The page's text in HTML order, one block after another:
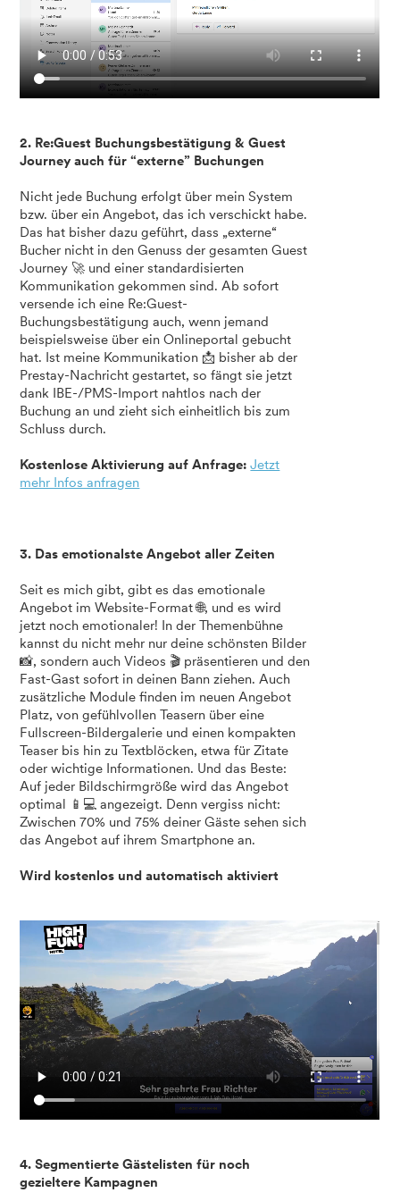
2. Re:Guest Buchungsbestätigung & Guest
Journey auch für “externe” Buchungen
Nicht jede Buchung erfolgt über mein System
bzw. über ein Angebot, das ich verschickt habe.
Das hat bisher dazu geführt, dass „externe“
Bucher nicht in den Genuss der gesamten Guest
Journey 🚀 und einer standardisierten
Kommunikation gekommen sind. Ab sofort
versende ich eine Re:Guest-
Buchungsbestätigung auch, wenn jemand
beispielsweise über ein Onlineportal gebucht
hat. Ist meine Kommunikation 📩 bisher ab der
Prestay-Nachricht gestartet, so fängt sie jetzt
dank IBE-/PMS-Import nahtlos nach der
Buchung an und zieht sich einheitlich bis zum
Schluss durch.
Kostenlose Aktivierung auf Anfrage:Jetzt
mehr Infos anfragen
3. Das emotionalste Angebot aller Zeiten
Seit es mich gibt, gibt es das emotionale
Angebot im Website-Format 🌐, und es wird
jetzt noch emotionaler! In der Themenbühne
kannst du nicht mehr nur deine schönsten Bilder
📸, sondern auch Videos 🎬 präsentieren und den
Fast-Gast sofort in deinen Bann ziehen. Auch
zusätzliche Module finden im neuen Angebot
Platz, von gefühlvollen Teasern über eine
Fullscreen-Bildergalerie und einen kompakten
Teaser bis hin zu Textblöcken, etwa für Zitate
oder wichtige Informationen. Und das Beste:
Auf jeder Bildschirmgröße wird das Angebot
optimal 📱💻 angezeigt. Denn vergiss nicht:
Zwischen 70% und 75% deiner Gäste sehen sich
das Angebot auf ihrem Smartphone an.
Wird kostenlos und automatisch aktiviert
4. Segmentierte Gästelisten für noch
gezieltere Kampagnen